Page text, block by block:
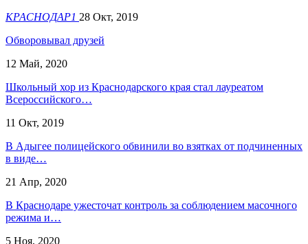
КРАСНОДАР1 28 Окт, 2019
Обворовывал друзей
12 Май, 2020
Школьный хор из Краснодарского края стал лауреатом
Всероссийского…
11 Окт, 2019
В Адыгее полицейского обвинили во взятках от подчиненных
в виде…
21 Апр, 2020
В Краснодаре ужесточат контроль за соблюдением масочного
режима и…
5 Ноя, 2020